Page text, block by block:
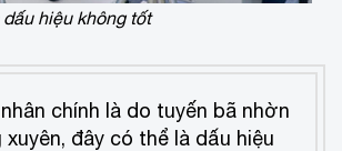
hiệu không tốt
chính là do tuyến bã nhờn
đây có thể là dấu hiệu